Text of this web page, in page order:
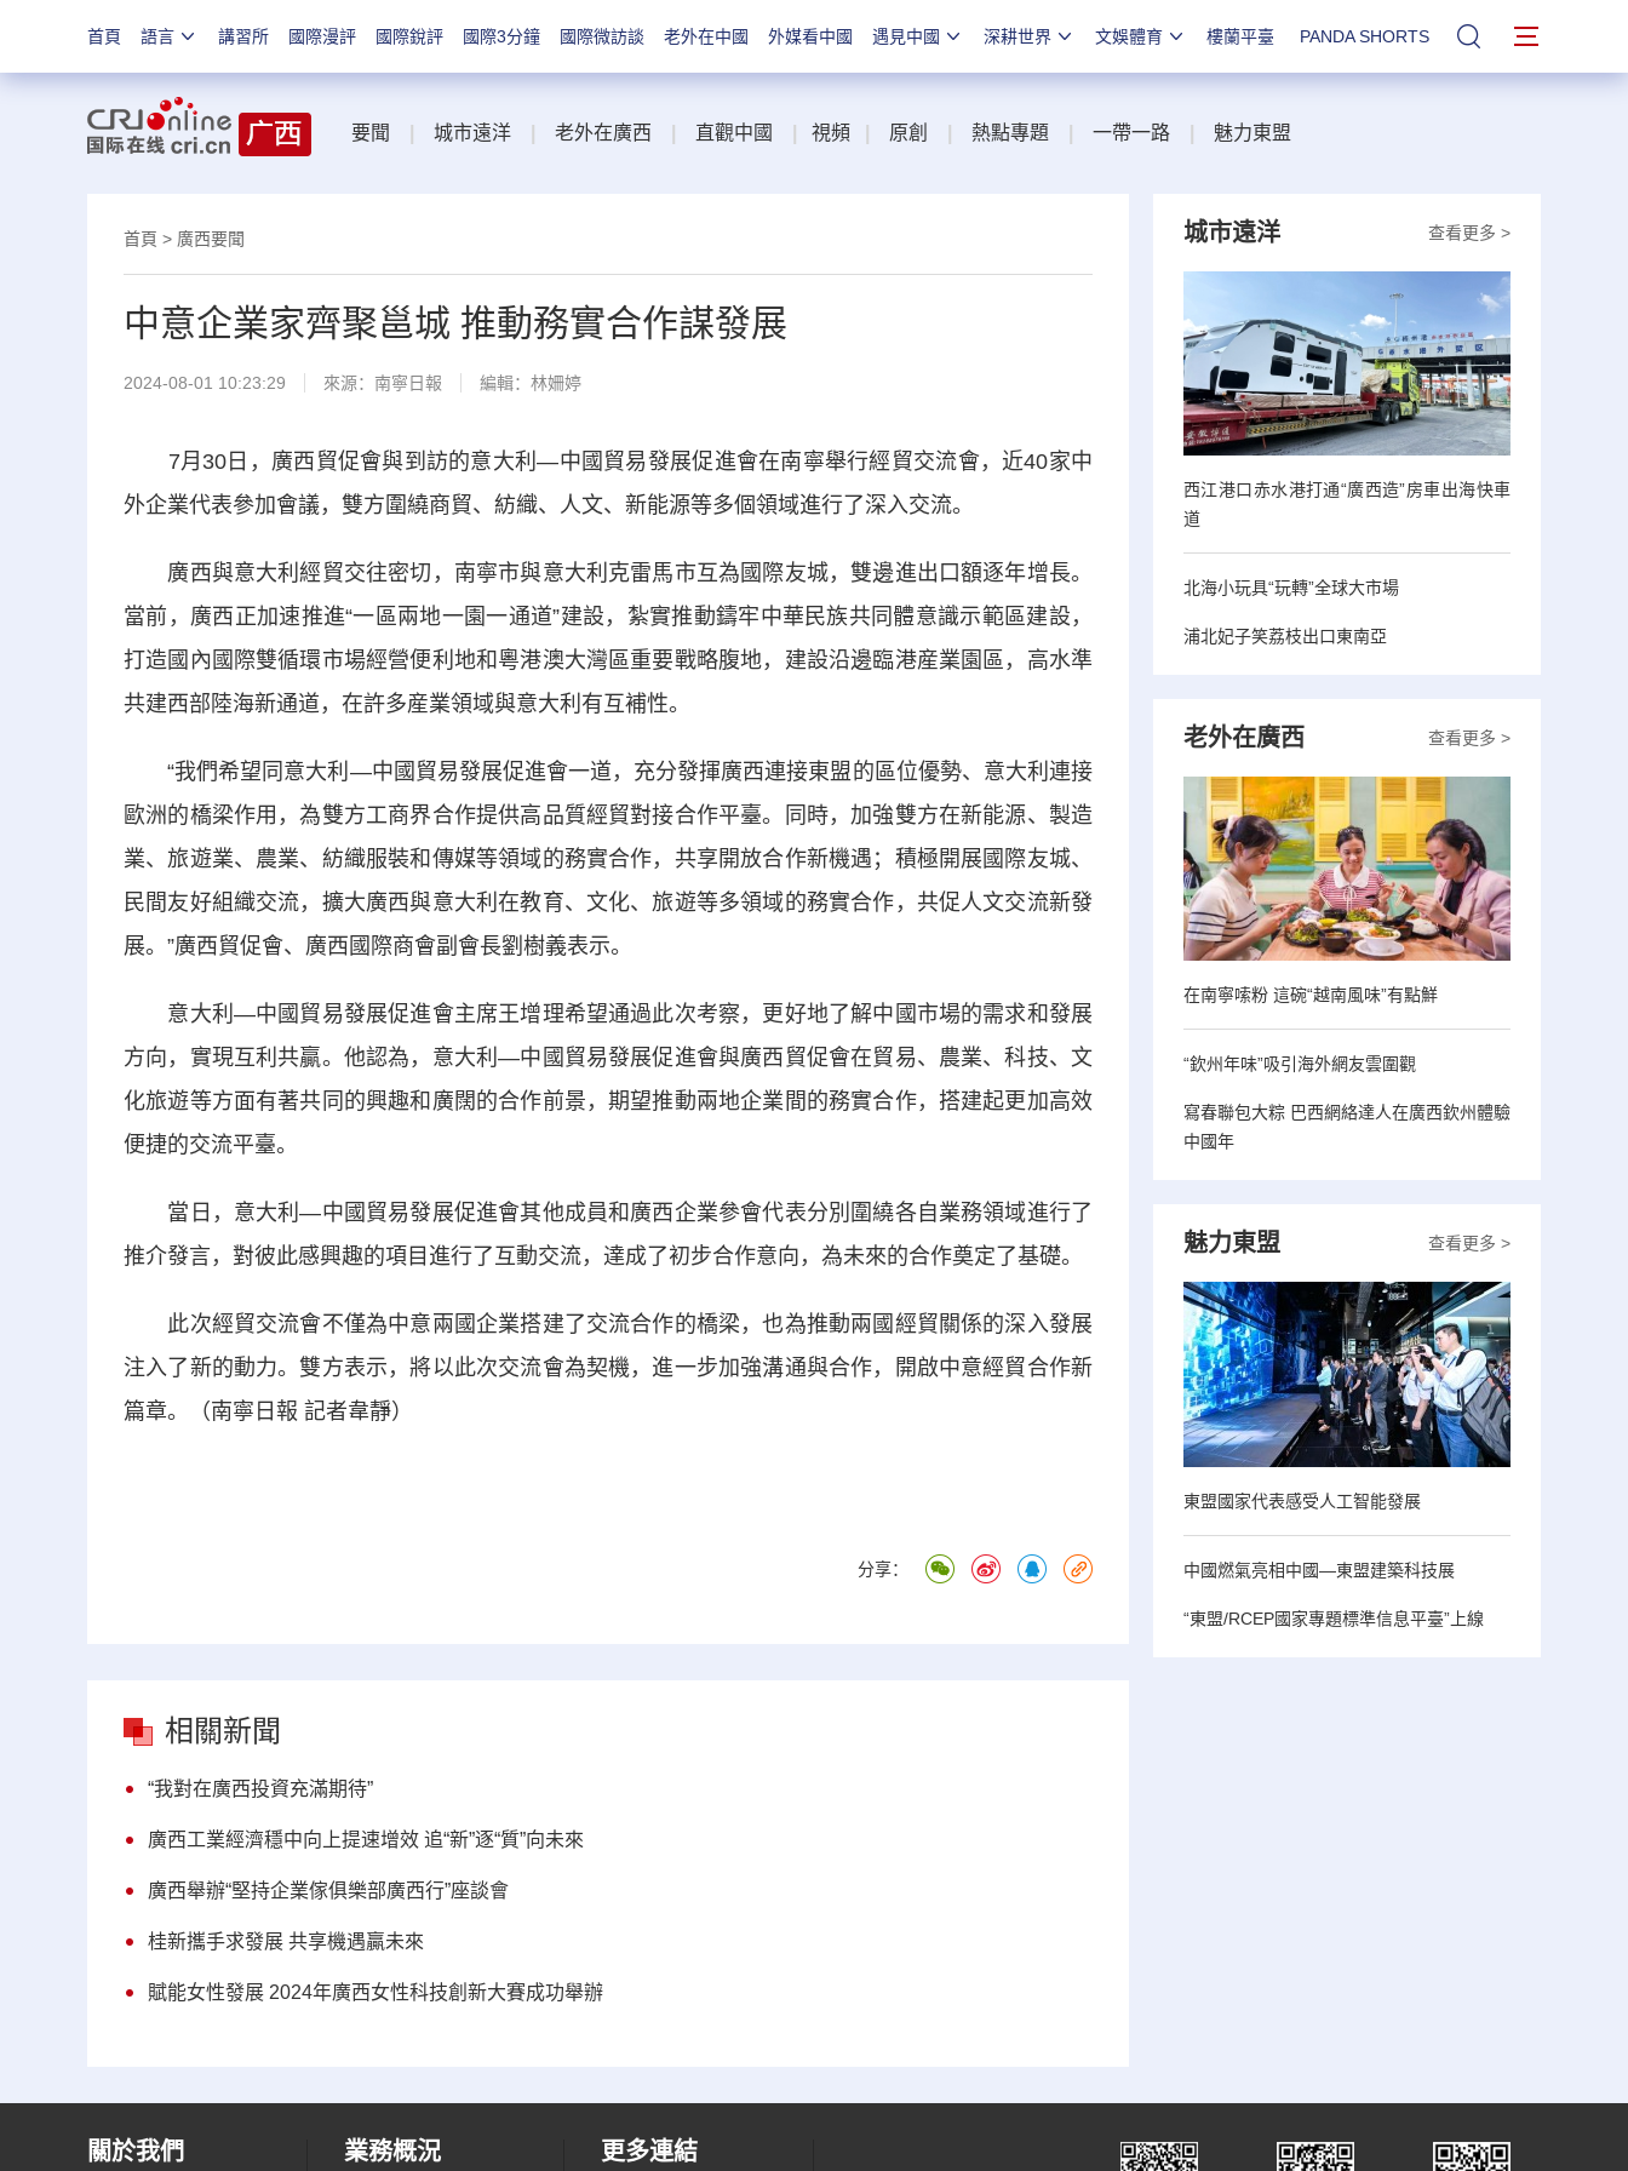
首頁 語言 講習所 國際漫評 國際銳評 國際3分鐘 國際微訪談 老外在中國 外媒看中國 遇見中國 深耕世界 文娛體育 樓蘭平臺 PANDA SHORTS 站內搜索
要聞 城市遠洋 老外在廣西 直觀中國 視頻 原創 熱點專題 一帶一路 魅力東盟
首頁 > 廣西要聞
中意企業家齊聚邕城 推動務實合作謀發展
2024-08-01 10:23:29 來源： 南寧日報 編輯：林姍婷
7月30日，廣西貿促會與到訪的意大利—中國貿易發展促進會在南寧舉行經貿交流會，近40家中
外企業代表參加會議，雙方圍繞商貿、紡織、人文、新能源等多個領域進行了深入交流。
廣西與意大利經貿交往密切，南寧市與意大利克雷馬市互為國際友城，雙邊進出口額逐年增長。
當前，廣西正加速推進“一區兩地一園一通道”建設，紮實推動鑄牢中華民族共同體意識示範區建設，
打造國內國際雙循環市場經營便利地和粵港澳大灣區重要戰略腹地，建設沿邊臨港産業園區，高水準
共建西部陸海新通道，在許多産業領域與意大利有互補性。
“我們希望同意大利—中國貿易發展促進會一道，充分發揮廣西連接東盟的區位優勢、意大利連接
歐洲的橋梁作用，為雙方工商界合作提供高品質經貿對接合作平臺。同時，加強雙方在新能源、製造
業、旅遊業、農業、紡織服裝和傳媒等領域的務實合作，共享開放合作新機遇；積極開展國際友城、
民間友好組織交流，擴大廣西與意大利在教育、文化、旅遊等多領域的務實合作，共促人文交流新發
展。”廣西貿促會、廣西國際商會副會長劉樹義表示。
意大利—中國貿易發展促進會主席王增理希望通過此次考察，更好地了解中國市場的需求和發展
方向，實現互利共贏。他認為，意大利—中國貿易發展促進會與廣西貿促會在貿易、農業、科技、文
化旅遊等方面有著共同的興趣和廣闊的合作前景，期望推動兩地企業間的務實合作，搭建起更加高效
便捷的交流平臺。
當日，意大利—中國貿易發展促進會其他成員和廣西企業參會代表分別圍繞各自業務領域進行了
推介發言，對彼此感興趣的項目進行了互動交流，達成了初步合作意向，為未來的合作奠定了基礎。
此次經貿交流會不僅為中意兩國企業搭建了交流合作的橋梁，也為推動兩國經貿關係的深入發展
注入了新的動力。雙方表示，將以此次交流會為契機，進一步加強溝通與合作，開啟中意經貿合作新
篇章。（南寧日報 記者韋靜）
分享：
相關新聞
“我對在廣西投資充滿期待”
廣西工業經濟穩中向上提速增效 追“新”逐“質”向未來
廣西舉辦“堅持企業傢俱樂部廣西行”座談會
桂新攜手求發展 共享機遇贏未來
賦能女性發展 2024年廣西女性科技創新大賽成功舉辦
查看更多 >
城市遠洋
西江港口赤水港打通“廣西造”房車出海快車
道
北海小玩具“玩轉”全球大市場
浦北妃子笑荔枝出口東南亞
查看更多 >
老外在廣西
在南寧嗦粉 這碗“越南風味”有點鮮
“欽州年味”吸引海外網友雲圍觀
寫春聯包大粽 巴西網絡達人在廣西欽州體驗
中國年
查看更多 >
魅力東盟
東盟國家代表感受人工智能發展
中國燃氣亮相中國—東盟建築科技展
“東盟/RCEP國家專題標準信息平臺”上線
關於我們 業務概況 更多連結